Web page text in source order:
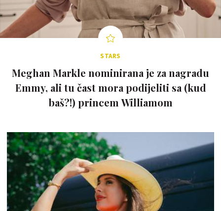
STARS
Meghan Markle nominirana je za nagradu
Emmy, ali tu čast mora podijeliti sa (kud
baš?!) princem Williamom